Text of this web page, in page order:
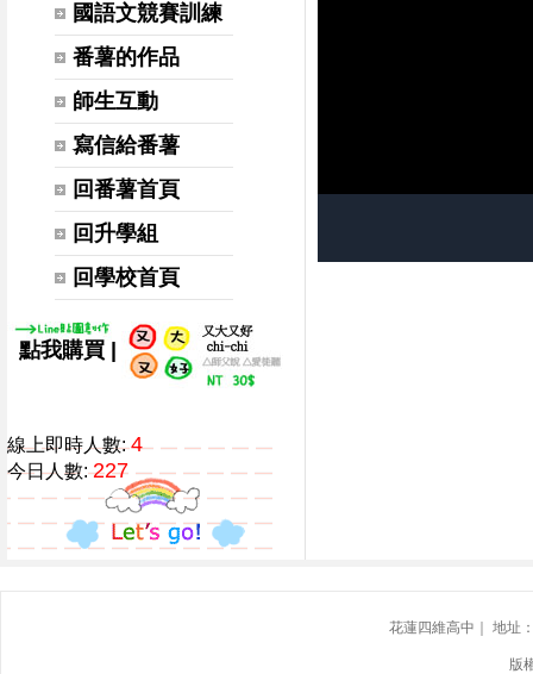
國語文競賽訓練
番薯的作品
師生互動
寫信給番薯
回番薯首頁
回升學組
回學校首頁
點我購買 |
線上即時人數:4
今日人數:227
花蓮四維高中｜ 地址
版